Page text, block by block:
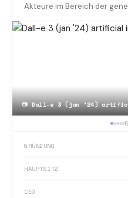
Akteure im Bereich der
📷Dall-e 3 (jan '24)
GRÜNDUNG
HAUPTSITZ
CEO